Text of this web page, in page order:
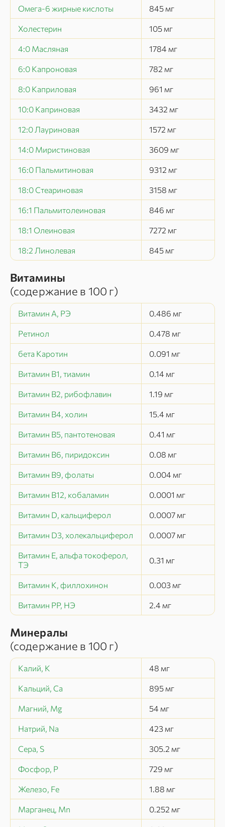
Омега-6 жирные кислоты 845 мг
Холестерин 105 мг
4:0 Масляная 1784 мг
6:0 Капроновая 782 мг
8:0 Каприловая 961 мг
10:0 Каприновая 3432 мг
12:0 Лауриновая 1572 мг
14:0 Миристиновая 3609 мг
16:0 Пальмитиновая 9312 мг
18:0 Стеариновая 3158 мг
16:1 Пальмитолеиновая 846 мг
18:1 Олеиновая 7272 мг
18:2 Линолевая 845 мг
Витамины
(содержание в 100 г)
Витамин А, РЭ 0.486 мг
Ретинол 0.478 мг
бета Каротин 0.091 мг
Витамин В1, тиамин 0.14 мг
Витамин В2, рибофлавин 1.19 мг
Витамин В4, холин 15.4 мг
Витамин В5, пантотеновая 0.41 мг
Витамин В6, пиридоксин 0.08 мг
Витамин В9, фолаты 0.004 мг
Витамин В12, кобаламин 0.0001 мг
Витамин D, кальциферол 0.0007 мг
Витамин D3, холекальциферол 0.0007 мг
Витамин Е, альфа токоферол,
ТЭ
0.31 мг
Витамин К, филлохинон 0.003 мг
Витамин РР, НЭ 2.4 мг
Минералы
(содержание в 100 г)
Калий, K 48 мг
Кальций, Ca 895 мг
Магний, Mg 54 мг
Натрий, Na 423 мг
Сера, S 305.2 мг
Фосфор, P 729 мг
Железо, Fe 1.88 мг
Марганец, Mn 0.252 мг